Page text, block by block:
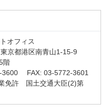
オフィス
京都港区南青山1-15-9
階
3600 FAX: 03-5772-3601
免許 国土交通大臣(2)第